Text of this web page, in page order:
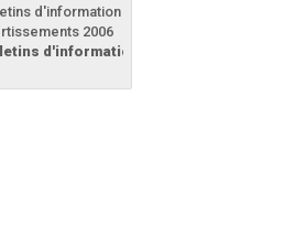
d'information 2007
2006
d'information 2006